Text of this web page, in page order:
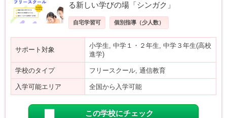
る新しい学びの場「シンガク」
自宅学習可 個別指導（少人数）
サポート対象
小学生, 中学１・２年生, 中学３年生(高校
進学)
学校のタイプ フリースクール, 通信教育
入学可能エリア 全国から入学可能
この学校にチェック